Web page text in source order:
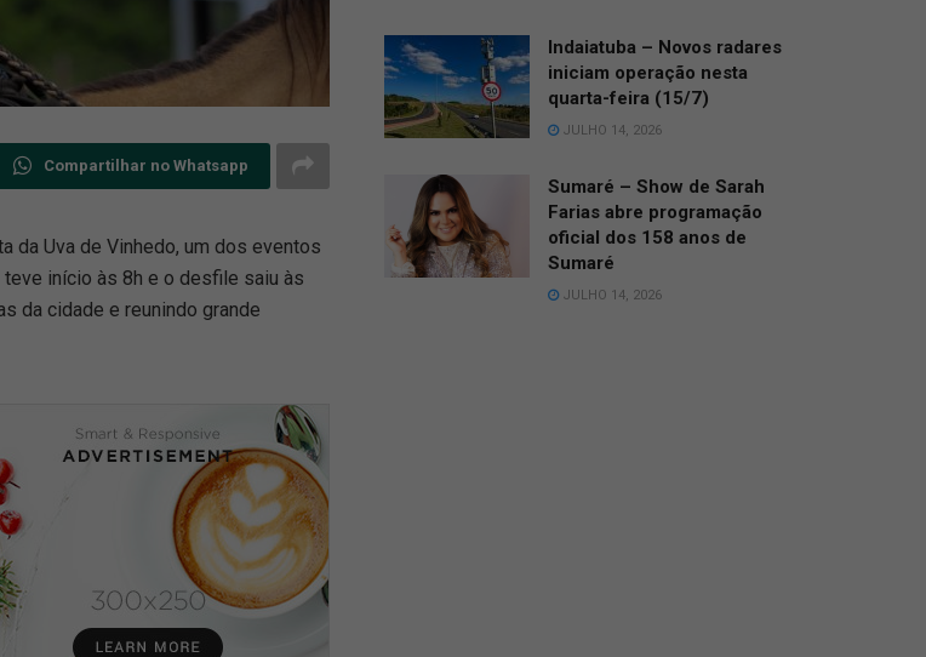
Compartilhar no Whatsapp
da Uva de Vinhedo, um dos eventos
início às 8h e o desfile saiu às
da cidade e reunindo grande
Indaiatuba – Novos radares
iniciam operação nesta
quarta-feira (15/7)
JULHO 14, 2026
Sumaré – Show de Sarah
Farias abre programação
oficial dos 158 anos de
Sumaré
JULHO 14, 2026